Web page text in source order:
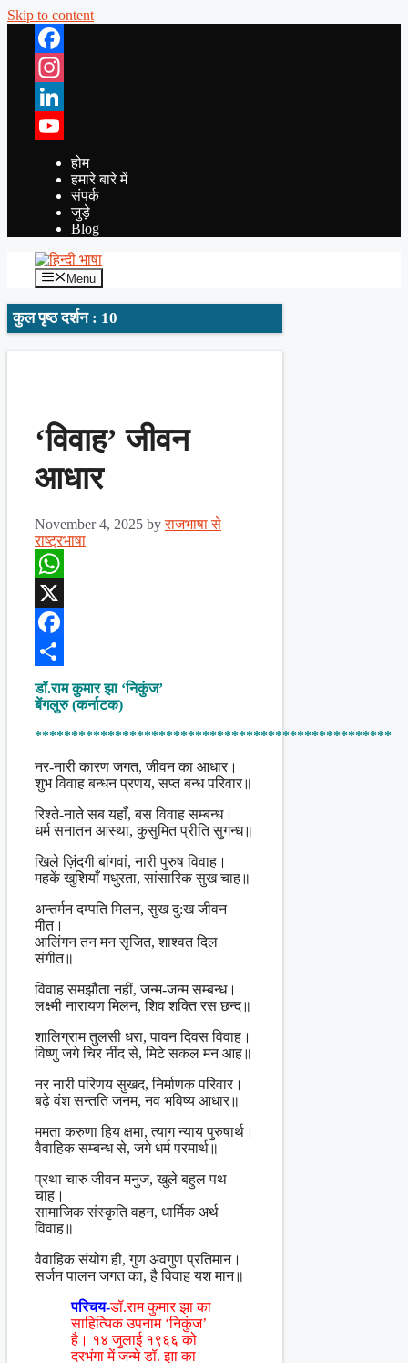
Skip to content
Facebook
Instagram
LinkedIn
YouTube
होम
हमारे बारे में
संपर्क
जुड़े
Blog
Menu
कुल पृष्ठ दर्शन : 10
‘विवाह’ जीवन
आधार
November 4, 2025 byराजभाषा से
राष्ट्रभाषा
WhatsApp
X
Facebook
Share
डॉ.राम कुमार झा ‘निकुंज’
बेंगलुरु (कर्नाटक)
*************************************************
नर-नारी कारण जगत, जीवन का आधार।
शुभ विवाह बन्धन प्रणय, सप्त बन्ध परिवार॥
रिश्ते-नाते सब यहाँ, बस विवाह सम्बन्ध।
धर्म सनातन आस्था, कुसुमित प्रीति सुगन्ध॥
खिले ज़िंदगी बांगवां, नारी पुरुष विवाह।
महकें खुशियाँ मधुरता, सांसारिक सुख चाह॥
अन्तर्मन दम्पति मिलन, सुख दु:ख जीवन
मीत।
आलिंगन तन मन सृजित, शाश्वत दिल
संगीत॥
विवाह समझौता नहीं, जन्म-जन्म सम्बन्ध।
लक्ष्मी नारायण मिलन, शिव शक्ति रस छन्द॥
शालिग्राम तुलसी धरा, पावन दिवस विवाह।
विष्णु जगे चिर नींद से, मिटे सकल मन आह॥
नर नारी परिणय सुखद, निर्माणक परिवार।
बढ़े वंश सन्तति जनम, नव भविष्य आधार॥
ममता करुणा हिय क्षमा, त्याग न्याय पुरुषार्थ।
वैवाहिक सम्बन्ध से, जगे धर्म परमार्थ॥
प्रथा चारु जीवन मनुज, खुले बहुल पथ
चाह।
सामाजिक संस्कृति वहन, धार्मिक अर्थ
विवाह॥
वैवाहिक संयोग ही, गुण अवगुण प्रतिमान।
सर्जन पालन जगत का, है विवाह यश मान॥
परिचय-डॉ.राम कुमार झा का
साहित्यिक उपनाम ‘निकुंज’
है। १४ जुलाई १९६६ को
दरभंगा में जन्मे डॉ. झा का